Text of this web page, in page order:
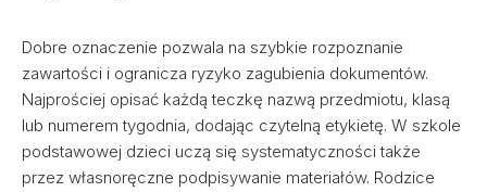
Dobre oznaczenie pozwala na szybkie rozpoznanie
zawartości i ogranicza ryzyko zagubienia dokumentów.
Najprościej opisać każdą teczkę nazwą przedmiotu, klasą
lub numerem tygodnia, dodając czytelną etykietę. W szkole
podstawowej dzieci uczą się systematyczności także
przez własnoręczne podpisywanie materiałów. Rodzice